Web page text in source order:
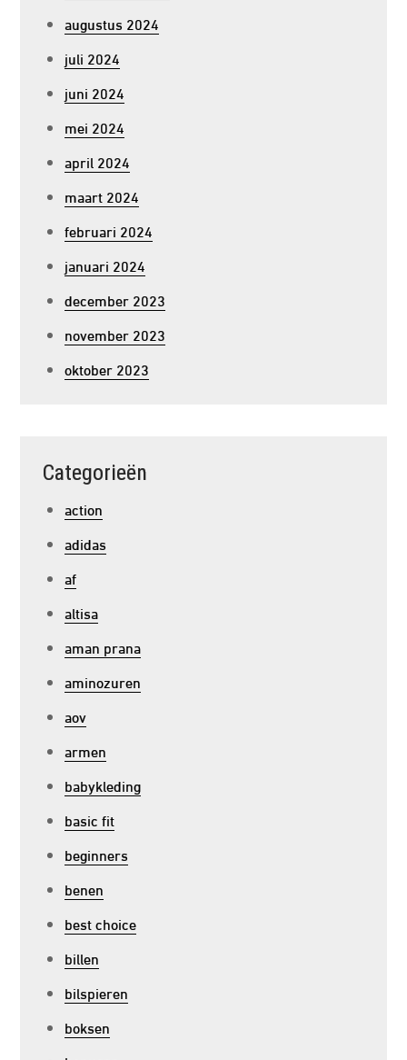
augustus 2024
juli 2024
juni 2024
mei 2024
april 2024
maart 2024
februari 2024
januari 2024
december 2023
november 2023
oktober 2023
Categorieën
action
adidas
af
altisa
aman prana
aminozuren
aov
armen
babykleding
basic fit
beginners
benen
best choice
billen
bilspieren
boksen